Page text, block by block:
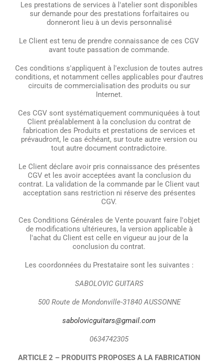
Les prestations de services à l'atelier sont disponibles
sur demande pour des prestations forfaitaires ou
donneront lieu à un devis personnalisé
Le Client est tenu de prendre connaissance de ces CGV
avant toute passation de commande.
Ces conditions s'appliquent à l'exclusion de toutes autres
conditions, et notamment celles applicables pour d'autres
circuits de commercialisation des produits ou sur
Internet.
Ces CGV sont systématiquement communiquées à tout
Client préalablement à la conclusion du contrat de
fabrication des Produits et prestations de services et
prévaudront, le cas échéant, sur toute autre version ou
tout autre document contradictoire.
Le Client déclare avoir pris connaissance des présentes
CGV et les avoir acceptées avant la conclusion du
contrat. La validation de la commande par le Client vaut
acceptation sans restriction ni réserve des présentes
CGV.
Ces Conditions Générales de Vente pouvant faire l'objet
de modifications ultérieures, la version applicable à
l'achat du Client est celle en vigueur au jour de la
conclusion du contrat.
Les coordonnées du Prestataire sont les suivantes :
SABOLOVIC GUITARS
500 Route de Mondonville-31840 AUSSONNE
sabolovicguitars@gmail.com
0634742305
ARTICLE 2 – PRODUITS PROPOSES A LA FABRICATION